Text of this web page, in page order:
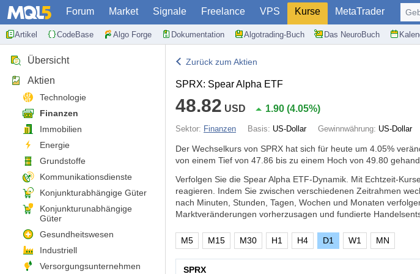
Forum Market Signale Freelance VPS Kurse MetaTrader
Artikel CodeBase Algo Forge Dokumentation Algotrading-Buch Das NeuroBuch
Übersicht
Aktien
Technologie
Finanzen
Immobilien
Energie
Grundstoffe
Kommunikationsdienste
Konjunkturabhängige Güter
Konjunkturunabhängige
Güter
Gesundheitswesen
Industriell
Versorgungsunternehmen
Zurück zum Aktien
SPRX: Spear Alpha ETF
48.82 USD 1.90 (4.05%)
Sektor: Finanzen Basis: US-Dollar Gewinnwährung: US-Dollar
Der Wechselkurs von SPRX hat sich für heute um 4.05%
von einem Tief von 47.86 bis zu einem Hoch von 49.80
Verfolgen Sie die Spear Alpha ETF-Dynamik. Mit Echtzeit-
reagieren. Indem Sie zwischen verschiedenen Zeitrahmen
nach Minuten, Stunden, Tagen, Wochen und Monaten
Marktveränderungen vorherzusagen und fundierte
M5 M15 M30 H1 H4 D1 W1 MN
SPRX